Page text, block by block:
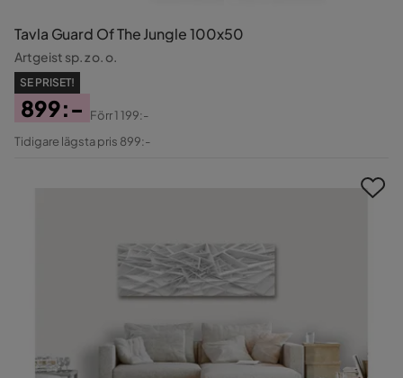
Tavla Guard Of The Jungle 100x50
Artgeist sp. z o. o.
SE PRISET!
Pris
899:-
Original
Förr1 199:-
Tidigare lägsta pris 899:-